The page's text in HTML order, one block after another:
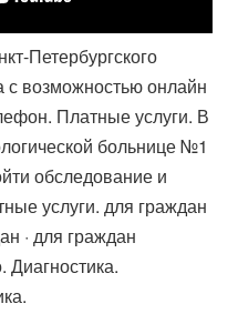
Петербургского
с возможностью онлайн
Платные услуги. В
больнице №1
обследование и
услуги. для граждан
· для граждан